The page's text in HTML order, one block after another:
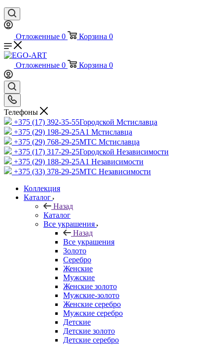
Отложенные 0 Корзина 0
Отложенные 0 Корзина 0
Телефоны
+375 (17) 392-35-55Городской Мстиславца
+375 (29) 198-29-25A1 Мстиславца
+375 (29) 768-29-25МТС Мстиславца
+375 (17) 317-29-25Городской Независимости
+375 (29) 188-29-25A1 Независимости
+375 (33) 378-29-25МТС Независимости
Коллекция
Каталог
Назад
Каталог
Все украшения
Назад
Все украшения
Золото
Серебро
Женские
Мужские
Женские золото
Мужские-золото
Женские серебро
Мужские серебро
Детские
Детские золото
Детские серебро